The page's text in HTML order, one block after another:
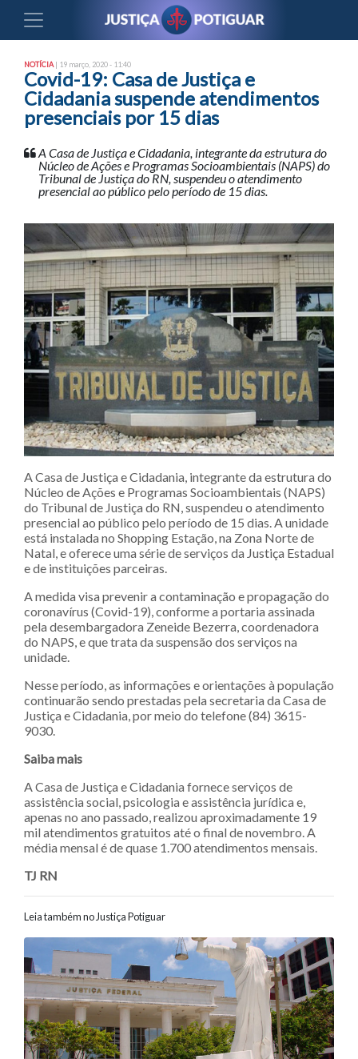
NOTÍCIA | 19 março, 2020 - 11:40
Covid-19: Casa de Justiça e
Cidadania suspende atendimentos
presenciais por 15 dias
A Casa de Justiça e Cidadania, integrante da estrutura do
Núcleo de Ações e Programas Socioambientais (NAPS) do
Tribunal de Justiça do RN, suspendeu o atendimento
presencial ao público pelo período de 15 dias.
A Casa de Justiça e Cidadania, integrante da estrutura do
Núcleo de Ações e Programas Socioambientais (NAPS)
do Tribunal de Justiça do RN, suspendeu o atendimento
presencial ao público pelo período de 15 dias. A unidade
está instalada no Shopping Estação, na Zona Norte de
Natal, e oferece uma série de serviços da Justiça Estadual
e de instituições parceiras.
A medida visa prevenir a contaminação e propagação do
coronavírus (Covid-19), conforme a portaria assinada
pela desembargadora Zeneide Bezerra, coordenadora
do NAPS, e que trata da suspensão dos serviços na
unidade.
Nesse período, as informações e orientações à população
continuarão sendo prestadas pela secretaria da Casa de
Justiça e Cidadania, por meio do telefone (84) 3615-
9030.
Saiba mais
A Casa de Justiça e Cidadania fornece serviços de
assistência social, psicologia e assistência jurídica e,
apenas no ano passado, realizou aproximadamente 19
mil atendimentos gratuitos até o final de novembro. A
média mensal é de quase 1.700 atendimentos mensais.
TJ RN
Leia também no Justiça Potiguar
Navegação entre posts